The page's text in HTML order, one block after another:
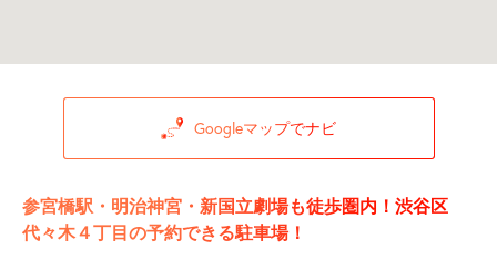
Googleマップでナビ
参宮橋駅・明治神宮・新国立劇場も徒歩圏内！渋谷区
代々木４丁目の予約できる駐車場！